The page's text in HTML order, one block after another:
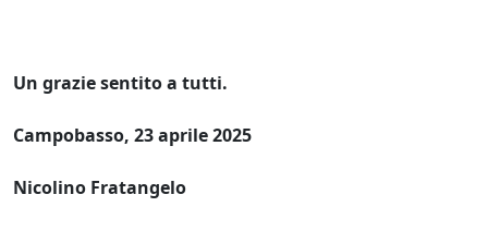
Un grazie sentito a tutti.
Campobasso, 23 aprile 2025
Nicolino Fratangelo